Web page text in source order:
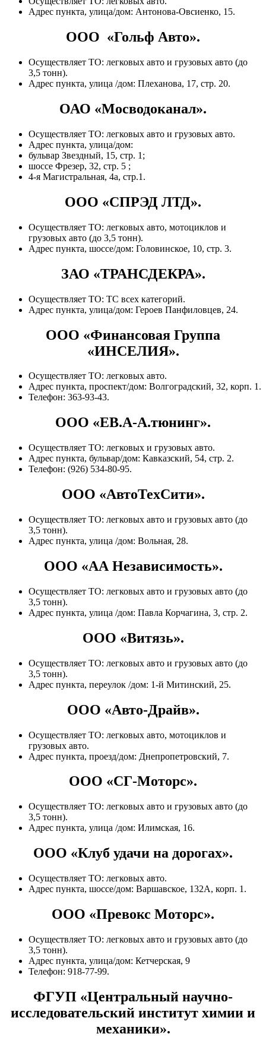
Адрес пункта, улица/дом: Антонова-Овсиенко, 15.
ООО «Гольф Авто».
Осуществляет ТО: легковых авто и грузовых авто (до
3,5 тонн).
Адрес пункта, улица /дом: Плеханова, 17, стр. 20.
ОАО «Мосводоканал».
Осуществляет ТО: легковых авто и грузовых авто.
Адрес пункта, улица/дом:
бульвар Звездный, 15, стр. 1;
шоссе Фрезер, 32, стр. 5 ;
4-я Магистральная, 4а, стр.1.
ООО «СПРЭД ЛТД».
Осуществляет ТО: легковых авто, мотоциклов и
грузовых авто (до 3,5 тонн).
Адрес пункта, шоссе/дом: Головинское, 10, стр. 3.
ЗАО «ТРАНСДЕКРА».
Осуществляет ТО: ТС всех категорий.
Адрес пункта, улица/дом: Героев Панфиловцев, 24.
ООО «Финансовая Группа
«ИНСЕЛИЯ».
Осуществляет ТО: легковых авто.
Адрес пункта, проспект/дом: Волгоградский, 32, корп. 1.
Телефон: 363-93-43.
ООО «ЕВ.А-А.тюнинг».
Осуществляет ТО: легковых и грузовых авто.
Адрес пункта, бульвар/дом: Кавказский, 54, стр. 2.
Телефон: (926) 534-80-95.
ООО «АвтоТехСити».
Осуществляет ТО: легковых авто и грузовых авто (до
3,5 тонн).
Адрес пункта, улица /дом: Вольная, 28.
ООО «АА Независимость».
Осуществляет ТО: легковых авто и грузовых авто (до
3,5 тонн).
Адрес пункта, улица /дом: Павла Корчагина, 3, стр. 2.
ООО «Витязь».
Осуществляет ТО: легковых авто и грузовых авто (до
3,5 тонн).
Адрес пункта, переулок /дом: 1-й Митинский, 25.
ООО «Авто-Драйв».
Осуществляет ТО: легковых авто, мотоциклов и
грузовых авто.
Адрес пункта, проезд/дом: Днепропетровский, 7.
ООО «СГ-Моторс».
Осуществляет ТО: легковых авто и грузовых авто (до
3,5 тонн).
Адрес пункта, улица /дом: Илимская, 16.
ООО «Клуб удачи на дорогах».
Осуществляет ТО: легковых авто.
Адрес пункта, шоссе/дом: Варшавское, 132А, корп. 1.
ООО «Превокс Моторс».
Осуществляет ТО: легковых авто и грузовых авто (до
3,5 тонн).
Адрес пункта, улица/дом: Кетчерская, 9
Телефон: 918-77-99.
ФГУП «Центральный научно-
исследовательский институт химии и
механики».